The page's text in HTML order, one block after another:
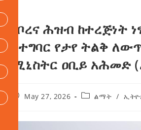
የቦረና ሕዝብ ከተረጅነት
በተግባር የታየ ትልቅ
ሚኒስትር ዐቢይ አሕመድ
May 27, 2026 ልማት /